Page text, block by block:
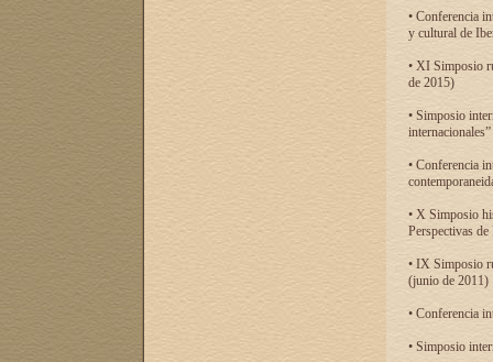
• Conferencia
y cultural de
• XI Simposio
de 2015)
• Simposio
• Conferencia
• X Simposio
Perspectivas
• IX Simposio
(junio de 2011)
• Conferencia
• Simposio